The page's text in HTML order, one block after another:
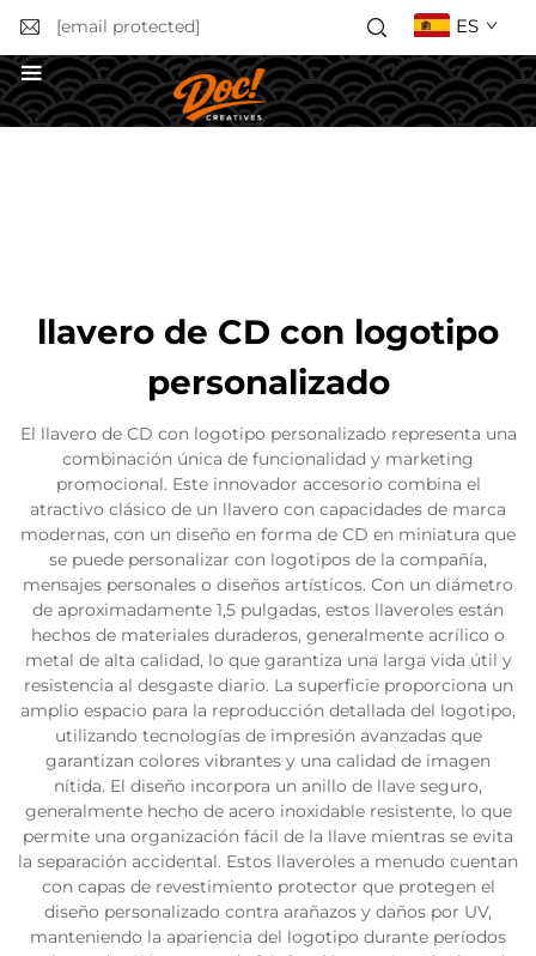
[email protected] ES
llavero de CD con logotipo
personalizado
El llavero de CD con logotipo personalizado representa una
combinación única de funcionalidad y marketing
promocional. Este innovador accesorio combina el
atractivo clásico de un llavero con capacidades de marca
modernas, con un diseño en forma de CD en miniatura que
se puede personalizar con logotipos de la compañía,
mensajes personales o diseños artísticos. Con un diámetro
de aproximadamente 1,5 pulgadas, estos llaveroles están
hechos de materiales duraderos, generalmente acrílico o
metal de alta calidad, lo que garantiza una larga vida útil y
resistencia al desgaste diario. La superficie proporciona un
amplio espacio para la reproducción detallada del logotipo,
utilizando tecnologías de impresión avanzadas que
garantizan colores vibrantes y una calidad de imagen
nítida. El diseño incorpora un anillo de llave seguro,
generalmente hecho de acero inoxidable resistente, lo que
permite una organización fácil de la llave mientras se evita
la separación accidental. Estos llaveroles a menudo cuentan
con capas de revestimiento protector que protegen el
diseño personalizado contra arañazos y daños por UV,
manteniendo la apariencia del logotipo durante períodos